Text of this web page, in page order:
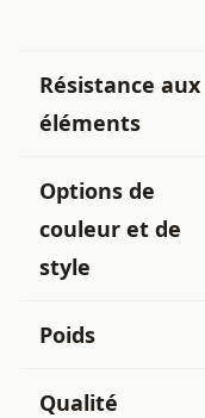
Résistance aux
éléments
Options de
couleur et de
style
Poids
Qualité